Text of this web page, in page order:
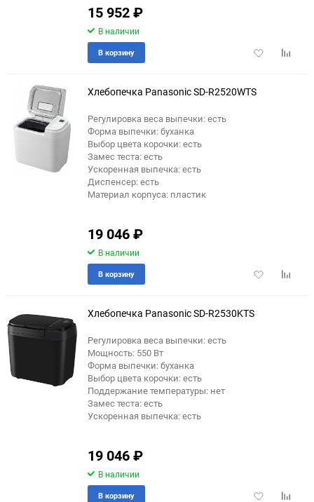
15 952₽
В наличии
Добавить
В корзину
Хлебопечка Panasonic SD-R2520WTS
Регулировка веса выпечки: есть
Форма выпечки: буханка
Выбор цвета корочки: есть
Замес теста: есть
Ускоренная выпечка: есть
Диспенсер: есть
Материал корпуса: пластик
19 046₽
В наличии
Добавить
В корзину
Хлебопечка Panasonic SD-R2530KTS
Регулировка веса выпечки: есть
Мощность: 550 Вт
Форма выпечки: буханка
Выбор цвета корочки: есть
Поддержание температуры: нет
Замес теста: есть
Ускоренная выпечка: есть
19 046₽
В наличии
Добавить
В корзину